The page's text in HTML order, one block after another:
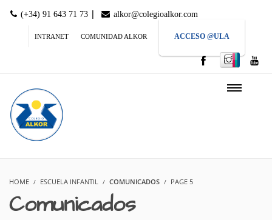
(+34) 91 643 71 73 | alkor@colegioalkor.com
INTRANET COMUNIDAD ALKOR ACCESO @ULA
HOME ESCUELA INFANTIL COMUNICADOS PAGE 5
Comunicados